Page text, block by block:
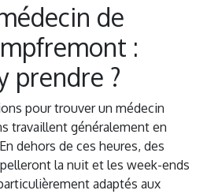
de
:
prendre ?
pour trouver un médecin
travaillent généralement en
dehors de ces heures, des
la nuit et les week-ends
adaptés aux